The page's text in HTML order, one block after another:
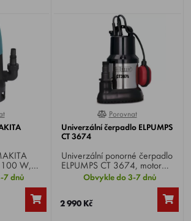
W,
max.
6,6
7 dnů
0%
Porovnat
Univerzální čerpadlo ELPUMPS
CT 3674
Univerzální ponorné čerpadlo
ELPUMPS CT 3674, motor
600 W, max. dopravní výška
8 m, max. dopravní množství
10800 l/h, pro čistou vodu.
Ochranná tepelná pojistka
chrání motor před přetížením.
Obvykle do 3-7 dnů
2 990 Kč